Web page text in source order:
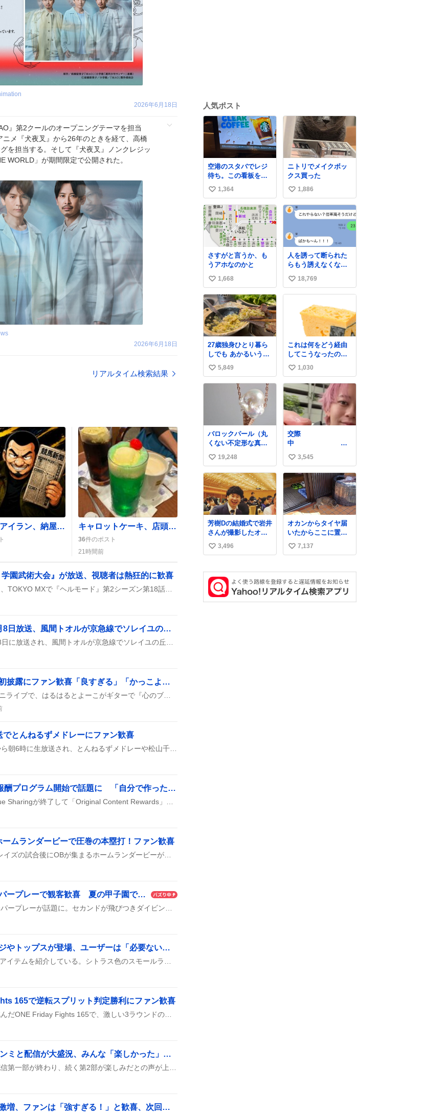
2026年6月18日
』第2クールのオープニングテーマを担当
ニメ『犬夜叉』から26年のときを経て、高橋
を担当する。そして『犬夜叉』ノンクレジッ
WORLD」が期間限定で公開された。
2026年6月18日
リアルタイム検索結果
テイエムアイラン、納屋橋特別で逃げ切り連勝！ファン歓喜の声続出 キャロットケーキ、店頭提供開始とSNSでの食べたい熱が高まる、ユーザーの声が続々
36件のポスト
21時間前
園武術大会』が放送、視聴者は熱狂的に歓喜
2026年8月7日から8日にかけて、TOKYO MXで『ヘルモード』第2シーズン第18話が放送された。タイトルは『決戦！ 学園武術大会』で、勇者ヘルミオスとアレンの戦闘や新装備の登場が描かれ、視聴者は感想や期待を投稿している。放送は25時00分からで、視聴者は「決戦！ 学園武術大会が楽しみ！」などとコメントしている。
「ぶらり途中下車の旅」8月8日放送、風間トオルが京急線でソレイユの丘巡りにワクワク
『ぶらり途中下車の旅』が8月8日に放送され、風間トオルが京急線でソレイユの丘や恐竜島を巡り、塩つけ麺やデニムバッグ作りといった楽しみを紹介したみたいです。
「心のブランコ」弾き語り初披露にファン歓喜「良すぎる」「かっこよすぎ」感が広がる
日向坂46の『Kind of Love』ミニライブで、はるはるとよーこがギターで『心のブランコ』を弾き語りし、初披露がファンの間で大盛り上がりしているみたいです。二人の歌声とギターのハーモニーが心に響き、視聴者からは「良すぎる」「かっこよすぎ」などのコメントが続出しています。
とんねるずメドレーにファン歓喜
木梨の会が札幌のHBCラジオから朝6時に生放送され、とんねるずメドレーや松山千春さんのゲストが登場し、リスナーは「はじまりはじまりー🤩」や「おはようございます」と喜びの声を上げた。
X、オリジナルコンテンツ報酬プログラム開始で話題に 「自分で作った投稿が評価される」声多数
Xの収益化が一新し、旧Revenue Sharingが終了して「Original Content Rewards」プログラムが登場した。プレミアムユーザーが見るオリジナル投稿に応じて報酬が支払われ、再投稿は対象外になるらしい。
ムランダービーで圧巻の本塁打！ファン歓喜
2026年8月8日、マリナーズとレイズの試合後にOBが集まるホームランダービーが行われ、イチローさん（52歳）が参加して本塁打を連発し、決勝争いに挑んだ。
白樺学園、二遊間の超スーパープレーで観客歓喜 夏の甲子園で話題沸騰
白樺学園が見せた二遊間のスーパープレーが話題に。セカンドが飛びつきダイビングキャッチ、グローブトスをショートが素手で受け取り一塁へ送球、見事なダブルプレーが展開された。
Celine新作スモールラゲージやトップスが登場、ユーザーは「必要ない」や「シトラス色が好き」などの声
複数のユーザーがCelineの新作アイテムを紹介している。シトラス色のスモールラゲージや、作業着ではないと評したトップス、NATURALTAN素材のティーンショルダー、そしてアイボリーゴールドのスモールカフが取り上げられ、デザインや実用性に関する感想が添えられている。
165で逆転スプリット判定勝利にファン歓喜
スアキムがナビル・アナンに挑んだONE Friday Fights 165で、激しい3ラウンドの闘いの末、スプリット判定で逆転勝利を収めた様子が紹介されている。序盤のダウンや互いの猛攻が交錯し、最後までハラハラした展開がファンの間で話題になっている。
「ドラマ25時赤坂で」ファンミと配信が大盛況、みんな「楽しかった」感が溢れる
同日、#ドラマ25時赤坂で の配信第一部が終わり、続く第2部が楽しみだとの声が上がると同時に、赤坂でのファンミでポラロイド交換や盛り上がりが見られ、参加者は「すごく楽しかった」「胸がいっぱいで泣きそう」などと喜びを共有した。
エイリーク宝具強化で火力激増、ファンは「強すぎる！」と歓喜、次回強化に期待
人気ポスト
空港のスタバでレジ
待ち。この看板を指
差して 「コーヒー苦
手な人コーヒー飲ま
ないよ！」て叫び続
けてる子供いて吹き
出しそうwお母さん
お疲れ様です。
い
い
ね
数
1,364
ニトリでメイクボッ
クス買った
い
い
ね
1,886
さすがと言うか、も
うアホなのかと
い
い
ね
数
1,668
人を誘って断られた
らもう誘えなくなる
って人、これ見て元
気出してほしい
い
い
18,769
27歳独身ひとり暮ら
しでも あかるいうち
から呑みながらキッ
チンでひとり焼肉で
きてしあわせだもん՞
い
い
5,849
これは何をどう経由
してこうなったのか
全くわからない構造
のすしざんまいの玉
子
い
い
ね
数
1,030
バロックパール（丸
くない不定形な真
珠）を溶けたアイス
や飴玉、雲、アヒル
に見立ててジュエリ
ーデザイナー、Ben
Choi 蔡俊文さんの作
品。
instagram.com/bcjo
aillerie/
い
い
ね
数
19,248
交際
中
結婚して5年
い
い
ね
数
3,545
芳樹Dの結婚式で岩井
さんが撮影したオー
ドリーの写真が本当
好きなのよね。確か3
さんがウェイターに
ハイボールを懇願し
ている所じゃなかっ
い
ね
数
3,496
オカンからタイヤ届
いたからここに置い
といたって写真送ら
れてきたけど明らか
い
ね
数
7,137